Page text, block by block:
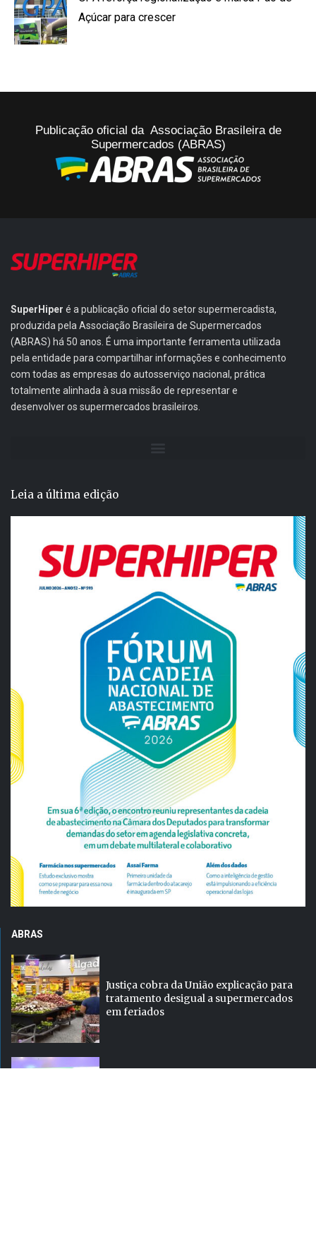
Açúcar para crescer
Publicação oficial da Associação Brasileira de
Supermercados (ABRAS)
SuperHiper é a publicação oficial do setor supermercadista,
produzida pela Associação Brasileira de Supermercados
(ABRAS) há 50 anos. É uma importante ferramenta utilizada
pela entidade para compartilhar informações e conhecimento
com todas as empresas do autosserviço nacional, prática
totalmente alinhada à sua missão de representar e
desenvolver os supermercados brasileiros.
Leia a última edição
ABRAS
Justiça cobra da União explicação para
tratamento desigual a supermercados
em feriados